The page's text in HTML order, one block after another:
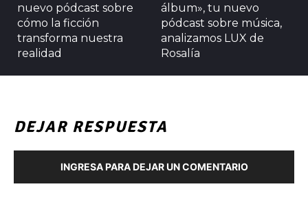
nuevo pódcast sobre
cómo la ficción
transforma nuestra
realidad
álbum», tu nuevo
pódcast sobre música,
analizamos LUX de
Rosalía
DEJAR RESPUESTA
INGRESA PARA DEJAR UN COMENTARIO